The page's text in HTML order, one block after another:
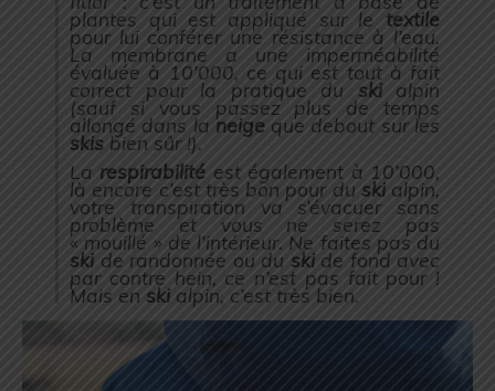
plantes qui est appliqué sur le textile
pour lui conférer une résistance à l’eau.
La membrane a une imperméabilité
évaluée à 10’000, ce qui est tout à fait
correct pour la pratique du skialpin
(sauf si vous passez plus de temps
allongé dans la neigeque debout sur les
skis bien sûr !).
La respirabilité est également à 10’000,
là encore c’est très bon pour du skialpin,
votre transpiration va s’évacuer sans
problème et vous ne serez pas
« mouillé » de l’intérieur. Ne faites pas du
ski de randonnée ou du skide fond avec
par contre hein, ce n’est pas fait pour !
Mais en ski alpin, c’est très bien.